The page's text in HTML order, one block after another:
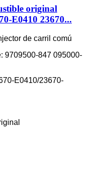
original
E0410 23670...
de carril comú
9709500-847 095000-
E0410/23670-